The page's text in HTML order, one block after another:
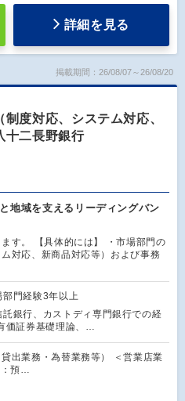
詳細を見る
掲載期間：26/08/07～26/08/20
度対応、システム対応、
十二長野銀行
地域を支えるリーディングバン
す。 【具体的には】 ・市場部門の
対応、新商品対応等）および事務
部門経験3年以上
託銀行、カストディ専門銀行での経
価証券基礎理論、…
出業務・為替業務等） ＜営業店業
：預…